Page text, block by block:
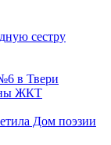
сестру
в Твери
ЖКТ
Дом поэзии